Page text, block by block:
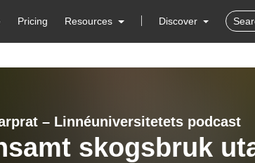
Pricing Resources Discover
– Linnéuniversitetets podcast
skogsbruk